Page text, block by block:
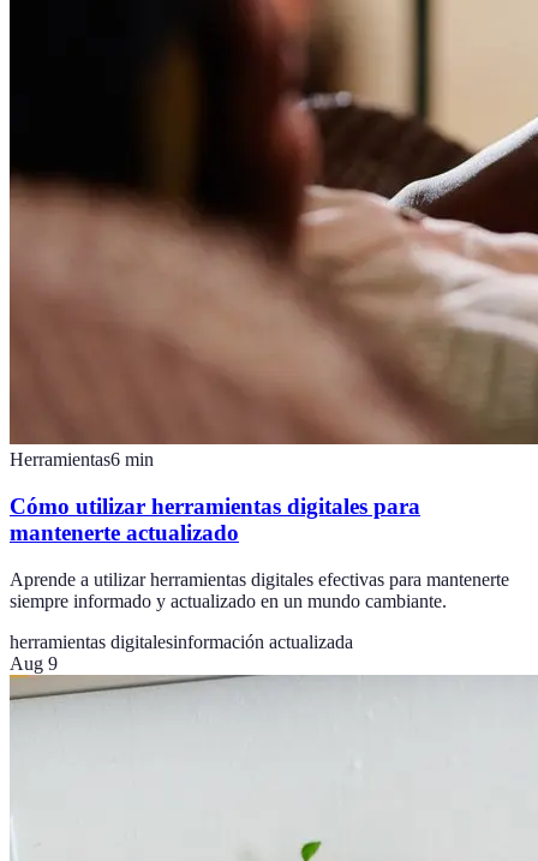
Herramientas6 min
Cómo utilizar herramientas digitales para
mantenerte actualizado
Aprende a utilizar herramientas digitales efectivas para mantenerte
siempre informado y actualizado en un mundo cambiante.
herramientas digitalesinformación actualizada
Aug 9